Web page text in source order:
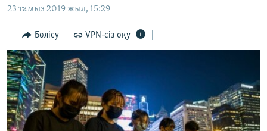
Skip
Search
ӘЛЕУМЕТ
ӘЛЕМ
АРНАЙЫ ЖОБАЛАР
Русский
ЖАЗЫЛЫҢЫЗ
23 тамыз 2019 жыл, 15:29
Бөлісу VPN-сіз оқу